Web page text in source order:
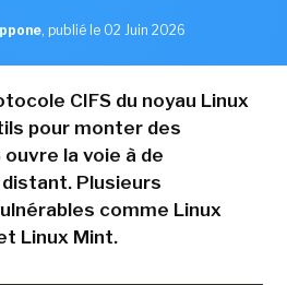
, publié le 02 Juin 2026
CIFS du noyau Linux
pour monter des
la voie à de
Plusieurs
comme Linux
Linux Mint.